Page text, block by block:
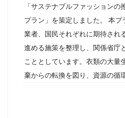
「サステナブルファッション
プラン」を策定しました。 本
業者、国民それぞれに期待され
進める施策を整理し、関係省庁
こととしています。衣類の大量
棄からの転換を図り、資源の循